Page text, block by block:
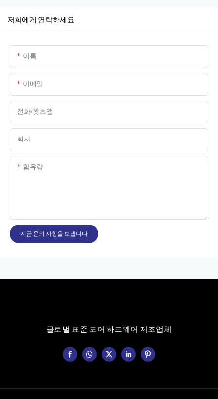
저희에게 연락하세요
이름
이메일
전화/왓츠앱
회사
함유량
지금 문의 사항을 보냅니다
글로벌 표준 도어 하드웨어 제조업체